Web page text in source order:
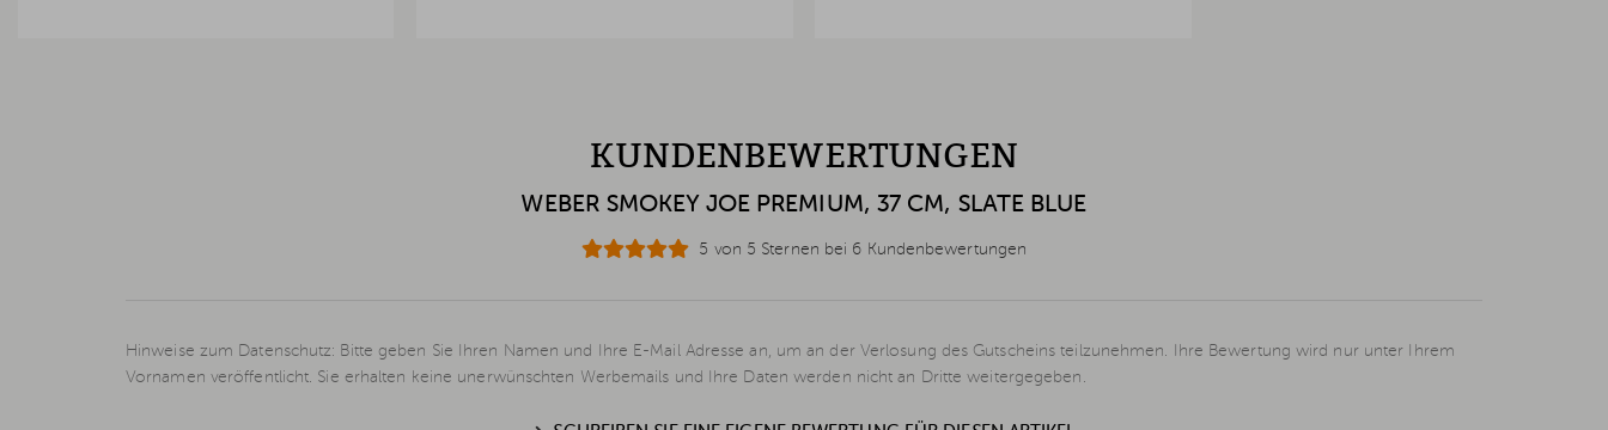
KUNDENBEWERTUNGEN
WEBER SMOKEY JOE PREMIUM, 37 CM, SLATE BLUE
5 von 5 Sternen bei 6 Kundenbewertungen
Hinweise zum Datenschutz: Bitte geben Sie Ihren Namen und Ihre E-Mail Adresse an, um an der Verlosung des Gutscheins teilzunehmen. Ihre Bewertung wird nur unter Ihrem
Vornamen veröffentlicht. Sie erhalten keine unerwünschten Werbemails und Ihre Daten werden nicht an Dritte weitergegeben.